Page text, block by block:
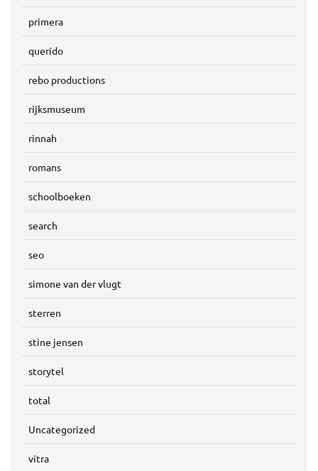
primera
querido
rebo productions
rijksmuseum
rinnah
romans
schoolboeken
search
seo
simone van der vlugt
sterren
stine jensen
storytel
total
Uncategorized
vitra